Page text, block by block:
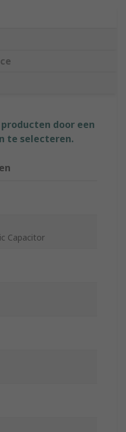
door een
te selecteren.
Capacitor